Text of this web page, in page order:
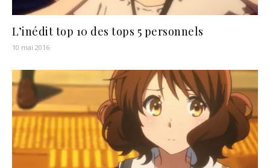
L’inédit top 10 des tops 5 personnels
10 mai 2016